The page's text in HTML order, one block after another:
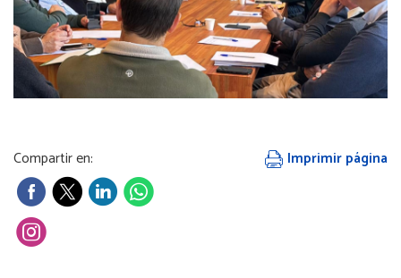
Compartir en: Imprimir página